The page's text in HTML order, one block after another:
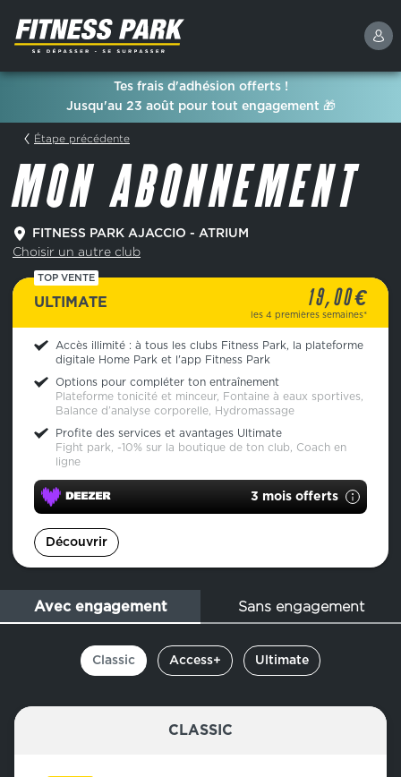
Étape précédente
MON ABONNEMENT
FITNESS PARK AJACCIO - ATRIUM
Choisir un autre club
TOP VENTE
ULTIMATE 19,00€
les 4 premières semaines*
Accès illimité : à tous les clubs Fitness Park, la plateforme
digitale Home Park et l'app Fitness Park
Options pour compléter ton entraînement
Plateforme tonicité et minceur, Fontaine à eaux sportives,
Balance d’analyse corporelle, Hydromassage
Profite des services et avantages Ultimate
Fight park, -10% sur la boutique de ton club, Coach en
ligne
3 mois offerts
Découvrir
Tes frais d'adhésion offerts !
Jusqu'au 23 août pour tout engagement 🎁
Avec engagement Sans engagement
Classic Access+ Ultimate
CLASSIC